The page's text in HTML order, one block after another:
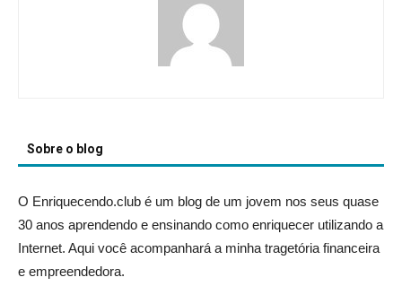
Sobre o blog
O Enriquecendo.club é um blog de um jovem nos seus quase
30 anos aprendendo e ensinando como enriquecer utilizando a
Internet. Aqui você acompanhará a minha tragetória financeira
e empreendedora.